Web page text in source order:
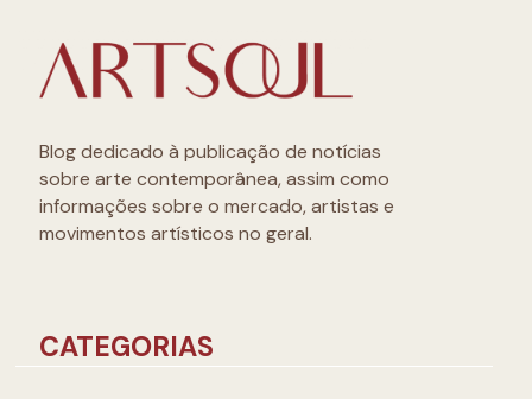
Blog dedicado à publicação de notícias
sobre arte contemporânea, assim como
informações sobre o mercado, artistas e
movimentos artísticos no geral.
CATEGORIAS